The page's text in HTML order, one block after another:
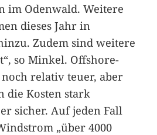
im Odenwald. Weitere
dieses Jahr in
Zudem sind weitere
so Minkel. Offshore-
relativ teuer, aber
die Kosten stark
sicher. Auf jeden Fall
„über 4000